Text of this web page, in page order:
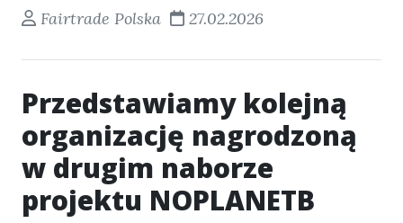
Fairtrade Polska 27.02.2026
Przedstawiamy kolejną
organizację nagrodzoną
w drugim naborze
projektu NOPLANETB